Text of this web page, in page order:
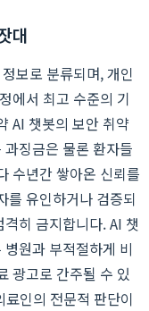
대
보로 분류되며, 개인
에서 최고 수준의 기
AI 챗봇의 보안 취약
징금은 물론 환자들
수년간 쌓아온 신뢰를
를 유인하거나 검증되
히 금지합니다. AI 챗
원과 부적절하게 비
광고로 간주될 수 있
인의 전문적 판단이